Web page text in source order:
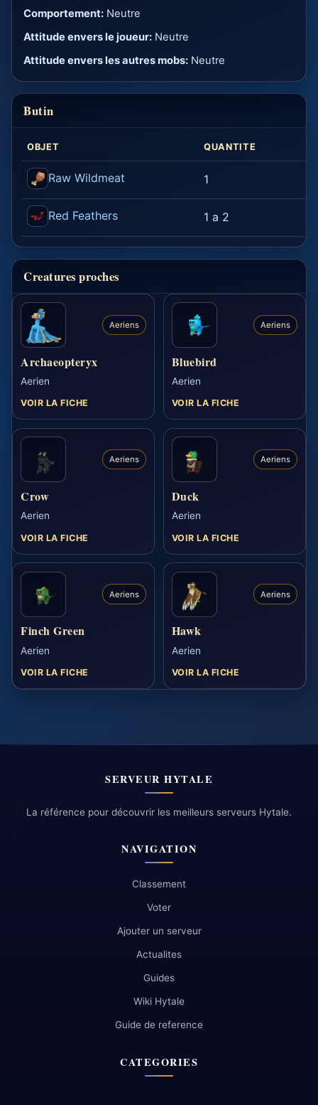
Comportement: Neutre
Attitude envers le joueur: Neutre
Attitude envers les autres mobs: Neutre
Butin
OBJET QUANTITE
Raw Wildmeat 1
Red Feathers 1 a 2
Creatures proches
Aeriens
Archaeopteryx
Aerien
VOIR LA FICHE
Aeriens
Bluebird
Aerien
VOIR LA FICHE
Aeriens
Crow
Aerien
VOIR LA FICHE
Aeriens
Duck
Aerien
VOIR LA FICHE
Aeriens
Finch Green
Aerien
VOIR LA FICHE
Aeriens
Hawk
Aerien
VOIR LA FICHE
SERVEUR HYTALE
La référence pour découvrir les meilleurs serveurs Hytale.
NAVIGATION
Classement
Voter
Ajouter un serveur
Actualites
Guides
Wiki Hytale
Guide de reference
CATEGORIES